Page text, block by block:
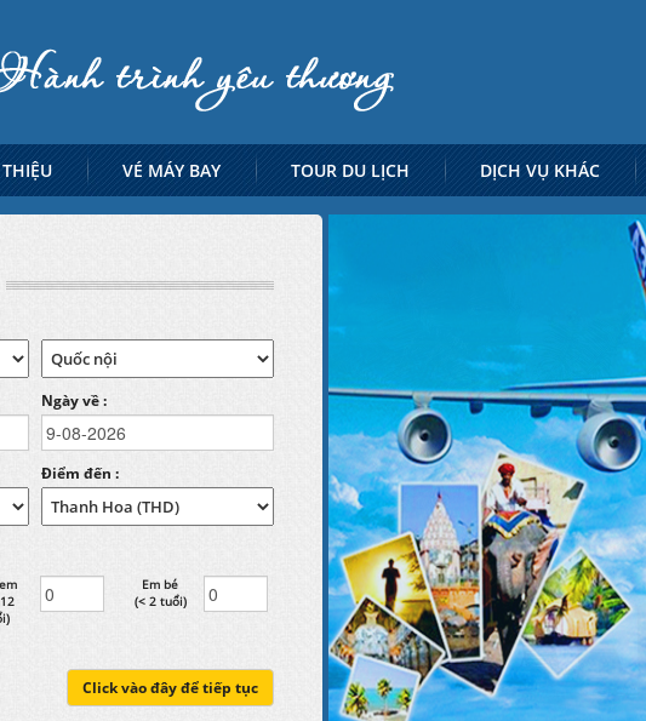
VÉ MÁY BAY TOUR DU LỊCH DỊCH VỤ KHÁC
Ngày về :
Điểm đến :
Em bé
(< 2 tuổi)
Click vào đây để tiếp tục